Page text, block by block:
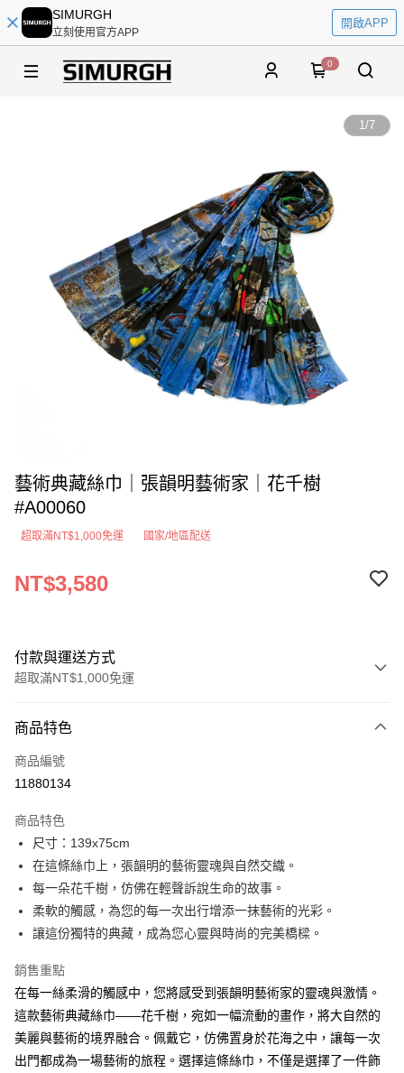
SIMURGH
立刻使用官方APP
開啟APP
0
1/7
藝術典藏絲巾｜張韻明藝術家｜花千樹
#A00060
超取滿NT$1,000免運 國家/地區配送
NT$3,580
付款與運送方式
超取滿NT$1,000免運
信用卡一次付款
超商取貨付款
Apple Pay
悠遊付
Google Pay
ATM付款
全家取貨付款
每筆NT$60，滿NT$1,000(含以上)免運費
商品特色
商品編號
11880134
商品特色
尺寸：139x75cm
在這條絲巾上，張韻明的藝術靈魂與自然交織。
每一朵花千樹，仿佛在輕聲訴說生命的故事。
柔軟的觸感，為您的每一次出行增添一抹藝術的光彩。
讓這份獨特的典藏，成為您心靈與時尚的完美橋樑。
銷售重點
在每一絲柔滑的觸感中，您將感受到張韻明藝術家的靈魂與激情。
這款藝術典藏絲巾——花千樹，宛如一幅流動的畫作，將大自然的
美麗與藝術的境界融合。佩戴它，仿佛置身於花海之中，讓每一次
出門都成為一場藝術的旅程。選擇這條絲巾，不僅是選擇了一件飾